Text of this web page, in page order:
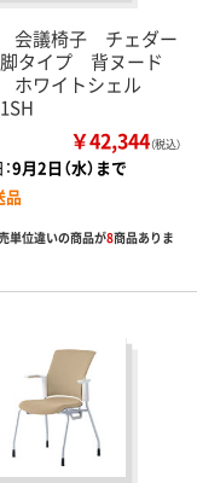
会議椅子 チェダー
タイプ 背ヌード
ホワイトシェル
￥42,344（税込）
9月2日（水）まで
品
単位違いの商品が8商品ありま